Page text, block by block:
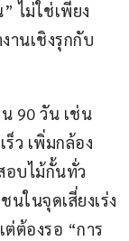
ไม่ใช่เพียง
านเชิงรุกกับ
90 วัน เช่น
ว เพิ่มกล้อง
อบไม้กั้นทั่ว
ในจุดเสี่ยงเร่ง
ต้องรอ “การ